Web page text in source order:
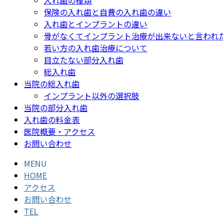
保険の入れ歯と自費の入れ歯の違い
入れ歯とインプラントの違い
骨がなくてインプラント治療が出来ないと言われ
若い方の入れ歯治療について
目立たない部分入れ歯
総入れ歯
当院の総入れ歯
インプラント以外の選択肢
当院の部分入れ歯
入れ歯の料金表
医院概要・アクセス
お問い合わせ
MENU
HOME
アクセス
お問い合わせ
TEL